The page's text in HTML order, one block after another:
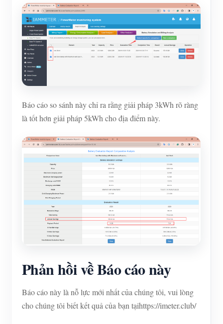
Báo cáo so sánh này chỉ ra rằng giải pháp 3kWh rõ ràng
là tốt hơn giải pháp 5kWh cho địa điểm này.
Phản hồi về Báo cáo này
Báo cáo này là nỗ lực mới nhất của chúng tôi, vui lòng
cho chúng tôi biết kết quả của bạn tạihttps://imeter.club/